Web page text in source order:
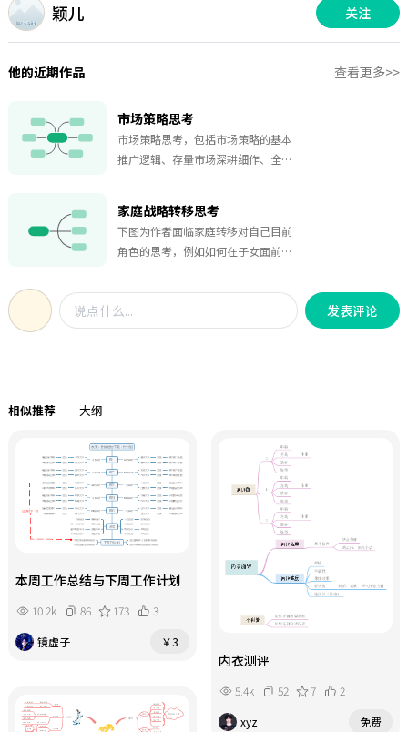
颖儿 关注
他的近期作品 查看更多>>
市场策略思考
市场策略思考，包括市场策略的基本
推广逻辑、存量市场深耕细作、全国
家庭战略转移思考
下图为作者面临家庭转移对自己目前
角色的思考，例如如何在子女面前扮
位优秀的员工、如何做好一个家的女
主人，值得各位女性朋友参考借鉴。
发表评论
相似推荐 大纲
本周工作总结与下周工作计划
10.2k 86 173
3
镜虚子
￥3
内衣测评
5.4k 52 7
2
xyz
免费